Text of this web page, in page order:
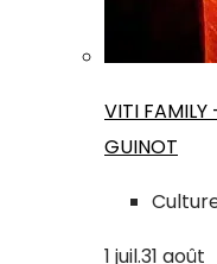
VITI FAMILY
GUINOT
1 juil.31 août